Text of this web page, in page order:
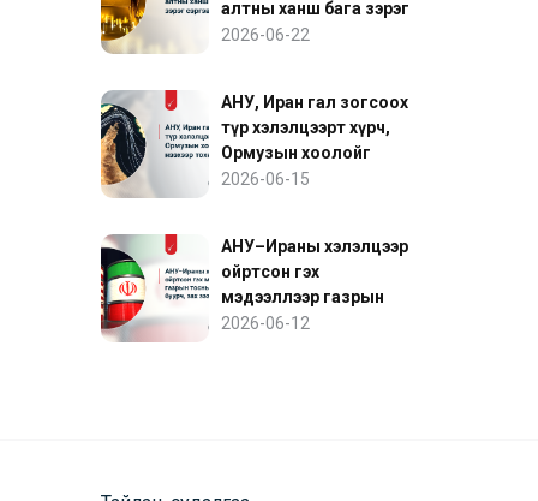
алтны ханш бага зэрэг
сэргэв
2026-06-22
АНУ, Иран гал зогсоох
түр хэлэлцээрт хүрч,
Ормузын хоолойг
нээхээр тохиролцов
2026-06-15
АНУ–Ираны хэлэлцээр
ойртсон гэх
мэдээллээр газрын
тосны үнэ буурч, зах
2026-06-12